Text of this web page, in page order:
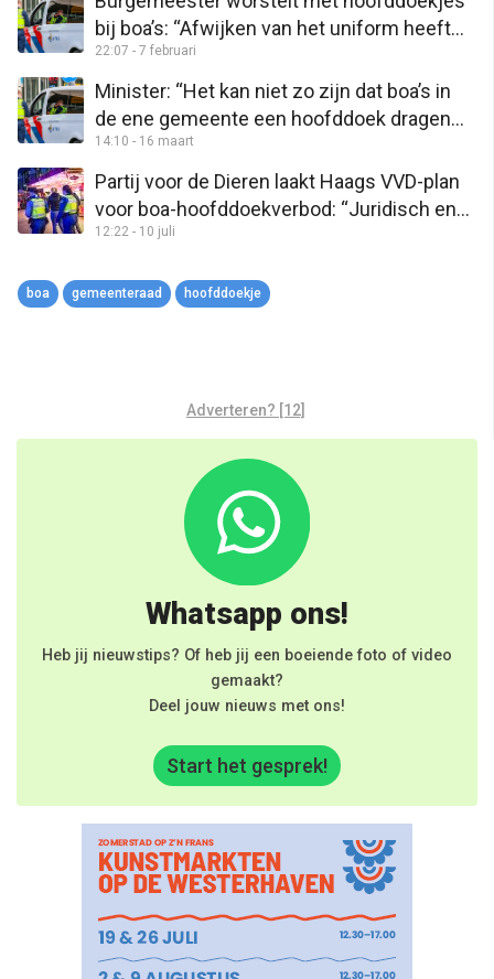
bij boa’s: “Afwijken van het uniform heeft
risico’s, zet mij niet klem”
22:07 - 7 februari
Minister: “Het kan niet zo zijn dat boa’s in
de ene gemeente een hoofddoek dragen
en in de andere niet”
14:10 - 16 maart
Partij voor de Dieren laakt Haags VVD-plan
voor boa-hoofddoekverbod: “Juridisch en
moreel onhoudbaar”
12:22 - 10 juli
boa gemeenteraad hoofddoekje
Adverteren? [12]
Whatsapp ons!
Heb jij nieuwstips? Of heb jij een boeiende foto of video
gemaakt?
Deel jouw nieuws met ons!
Start het gesprek!